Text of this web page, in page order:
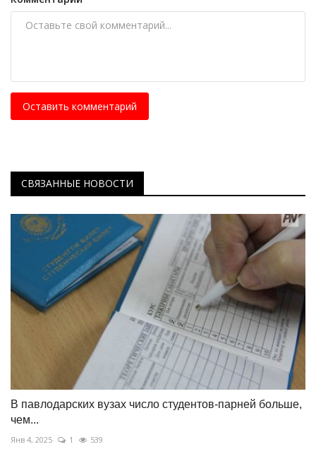
Оставить комментарий
СВЯЗАННЫЕ НОВОСТИ
В павлодарских вузах число студентов-парней больше,
чем...
Янв 4, 2025 1 539